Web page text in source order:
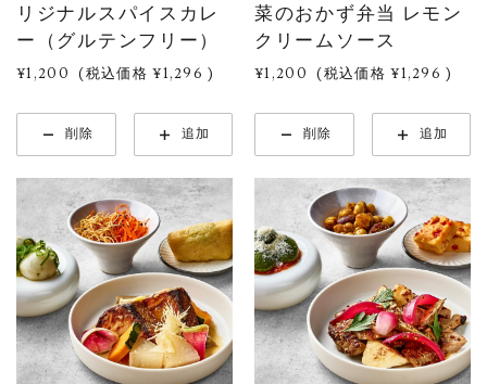
リジナルスパイスカレ
ー（グルテンフリー）
¥1,200 (税込価格 ¥1,296 )
削除 追加
菜のおかず弁当 レモン
クリームソース
¥1,200 (税込価格 ¥1,296 )
削除 追加